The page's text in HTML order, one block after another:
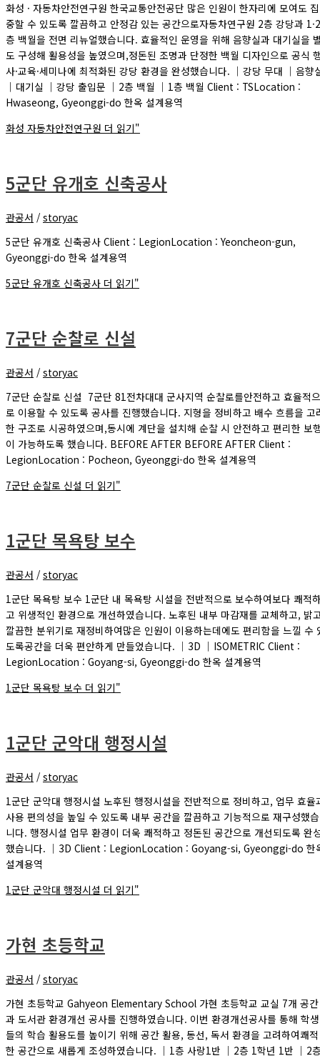
화성 · 자동차안전연구원 한국교통안전공단 많은 인원이 한자리에 모여도 집
중할 수 있도록 깔끔하고 안정감 있는 공간으로자동차연구원 2층 강당과 1·2
층 백월을 전면 리뉴얼했습니다. 효율적인 운영을 위해 음향실과 대기실을
도 구성해 활용성을 높였으며,정돈된 조명과 단정한 백월 디자인으로 공식
사·교육·세미나에 최적화된 강당 환경을 완성했습니다. ｜강당 무대 ｜음향
｜대기실 ｜강당 출입문 ｜2층 백월 ｜1층 백월 Client : TSLocation :
Hwaseong, Gyeonggi-do 한옥 설계용역
화성 자동차안전연구원 더 읽기"
5군단 유개호 신축공사
관공서 / storyac
5군단 유개호 신축공사 Client : LegionLocation : Yeoncheon-gun,
Gyeonggi-do 한옥 설계용역
5군단 유개호 신축공사 더 읽기"
7군단 순찰로 신설
관공서 / storyac
7군단 순찰로 신설 7군단 81전차대대 군사지역 순찰로를안전하고 효율적으
로 이용할 수 있도록 공사를 진행했습니다. 지형을 정비하고 배수 흐름을 고
한 구조로 시공하였으며,동시에 계단을 설치해 순찰 시 안전하고 편리한 보
이 가능하도록 했습니다. BEFORE AFTER BEFORE AFTER Client :
LegionLocation : Pocheon, Gyeonggi-do 한옥 설계용역
7군단 순찰로 신설 더 읽기"
1군단 목욕탕 보수
관공서 / storyac
1군단 목욕탕 보수 1군단 내 목욕탕 시설을 전반적으로 보수하여보다 쾌적
고 위생적인 환경으로 개선하였습니다. 노후된 내부 마감재를 교체하고, 밝
깔끔한 분위기로 재정비하여많은 인원이 이용하는데에도 편리함을 느낄 수
도록공간을 더욱 편안하게 만들었습니다. ｜3D ｜ISOMETRIC Client :
LegionLocation : Goyang-si, Gyeonggi-do 한옥 설계용역
1군단 목욕탕 보수 더 읽기"
1군단 군악대 행정시설
관공서 / storyac
1군단 군악대 행정시설 노후된 행정시설을 전반적으로 정비하고, 업무 효율
사용 편의성을 높일 수 있도록 내부 공간을 깔끔하고 기능적으로 재구성했습
니다. 행정시설 업무 환경이 더욱 쾌적하고 정돈된 공간으로 개선되도록 완
했습니다. ｜3D Client : LegionLocation : Goyang-si, Gyeonggi-do 한
설계용역
1군단 군악대 행정시설 더 읽기"
가현 초등학교
관공서 / storyac
가현 초등학교 Gahyeon Elementary School 가현 초등학교 교실 7개 공간
과 도서관 환경개선 공사를 진행하였습니다. 이번 환경개선공사를 통해 학생
들의 학습 활용도를 높이기 위해 공간 활용, 동선, 독서 환경을 고려하여쾌적
한 공간으로 새롭게 조성하였습니다. ｜1층 사랑1반 ｜2층 1학년 1반 ｜2